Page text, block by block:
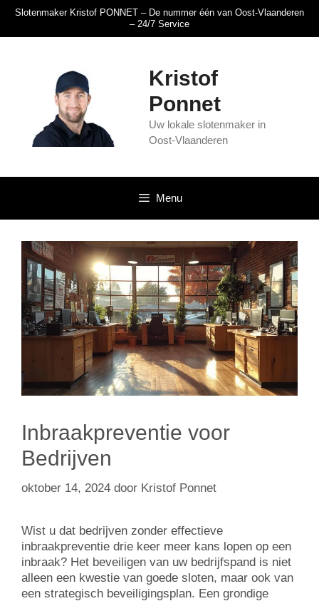
Slotenmaker Kristof PONNET – De nummer één van Oost-Vlaanderen
– 24/7 Service
Kristof
Ponnet
Uw lokale slotenmaker in
Oost-Vlaanderen
Menu
Inbraakpreventie voor
Bedrijven
oktober 14, 2024 door Kristof Ponnet
Wist u dat bedrijven zonder effectieve
inbraakpreventie drie keer meer kans lopen op een
inbraak? Het beveiligen van uw bedrijfspand is niet
alleen een kwestie van goede sloten, maar ook van
een strategisch beveiligingsplan. Een grondige